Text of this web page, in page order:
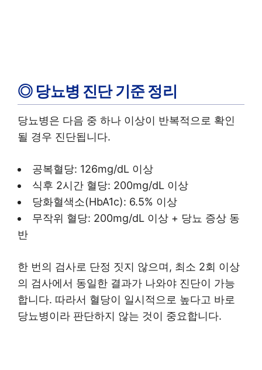
◎ 당뇨병 진단 기준 정리
당뇨병은 다음 중 하나 이상이 반복적으로 확인
될 경우 진단됩니다.
공복혈당: 126mg/dL 이상
식후 2시간 혈당: 200mg/dL 이상
당화혈색소(HbA1c): 6.5% 이상
무작위 혈당: 200mg/dL 이상 + 당뇨 증상 동
반
한 번의 검사로 단정 짓지 않으며, 최소 2회 이상
의 검사에서 동일한 결과가 나와야 진단이 가능
합니다. 따라서 혈당이 일시적으로 높다고 바로
당뇨병이라 판단하지 않는 것이 중요합니다.